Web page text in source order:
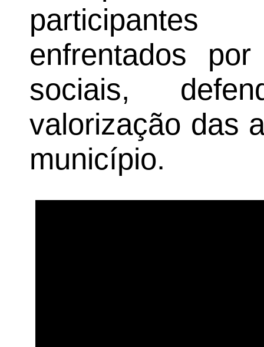
participantes
enfrentados
sociais,
valorização das
município.